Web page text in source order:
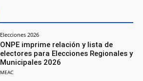
Elecciones 2026
ONPE imprime relación y lista de
electores para Elecciones Regionales y
Municipales 2026
MEAC